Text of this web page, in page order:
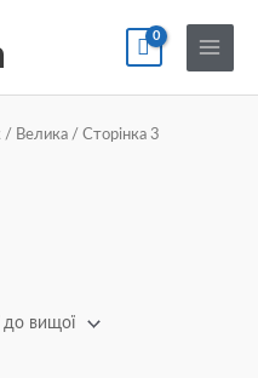
Main
Menu
/ Велика / Сторінка 3